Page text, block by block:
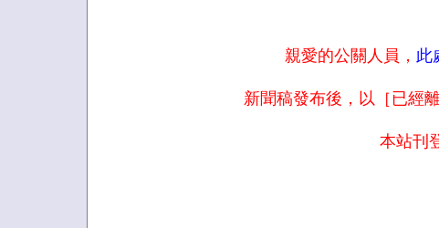
親愛的公關人員， 此
新聞稿發布後，以［已經
本站刊